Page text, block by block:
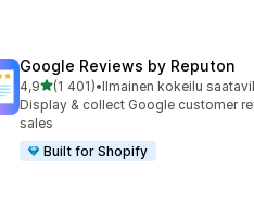
Google Reviews by Reputon
4,9/ 5 tähteä
(1 401)
1401 arvostelua yhteensä
•Ilmainen kokeilu
Display & collect Google customer
sales
Built for Shopify